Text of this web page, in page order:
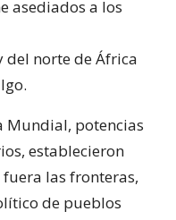
asediados a los
del norte de África
Mundial, potencias
establecieron
las fronteras,
de pueblos